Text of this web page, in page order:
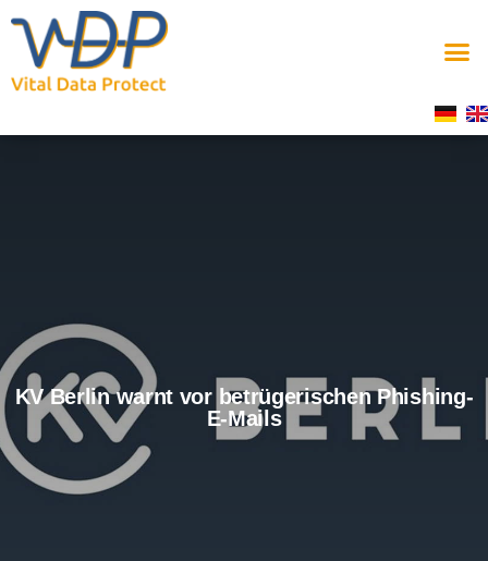
KV Berlin warnt vor betrügerischen Phishing-
E-Mails